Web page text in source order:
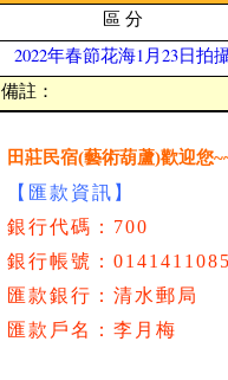
區 分
2022年春節花海1月23日拍
備註：
田莊民宿(藝術葫蘆)歡迎您
【匯款資訊】
銀行代碼：700
銀行帳號：
匯款銀行：清水郵局
匯款戶名：李月梅